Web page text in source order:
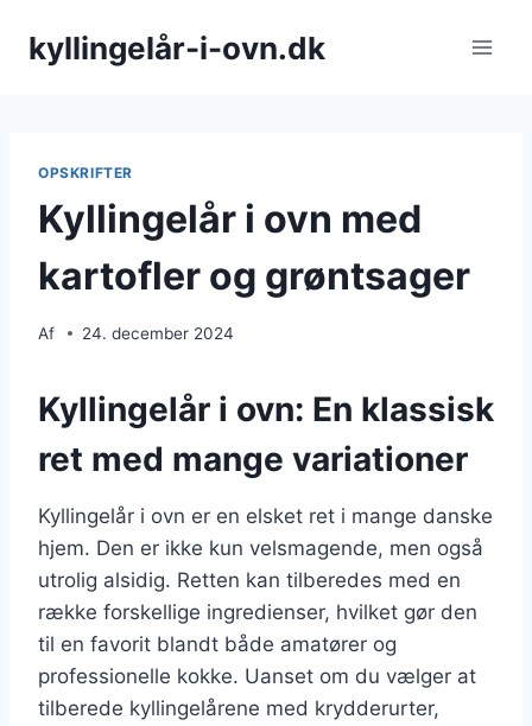
kyllingelår-i-ovn.dk
OPSKRIFTER
Kyllingelår i ovn med
kartofler og grøntsager
Af 24. december 2024
Kyllingelår i ovn: En klassisk
ret med mange variationer
Kyllingelår i ovn er en elsket ret i mange danske
hjem. Den er ikke kun velsmagende, men også
utrolig alsidig. Retten kan tilberedes med en
række forskellige ingredienser, hvilket gør den
til en favorit blandt både amatører og
professionelle kokke. Uanset om du vælger at
tilberede kyllingelårene med krydderurter,